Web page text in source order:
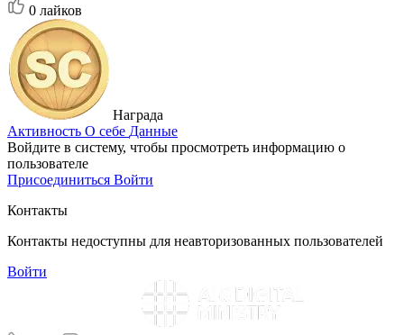
0 лайков
Награда
Активность О себе Данные
Войдите в систему, чтобы просмотреть информацию о
пользователе
Присоединиться Войти
Контакты
Контакты недоступны для неавторизованных пользователей
Войти